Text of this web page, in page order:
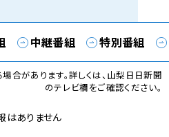
中継番組 特別番組
があります。詳しくは、山梨日日新聞
のテレビ欄をご確認ください。
はありません